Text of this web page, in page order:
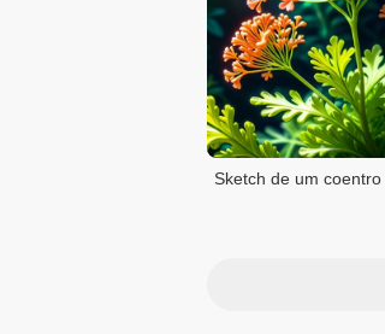
Sketch de um